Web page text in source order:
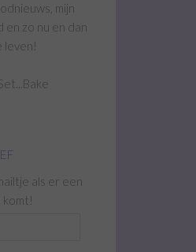
mijn
zo nu en dan
leven!
als er een